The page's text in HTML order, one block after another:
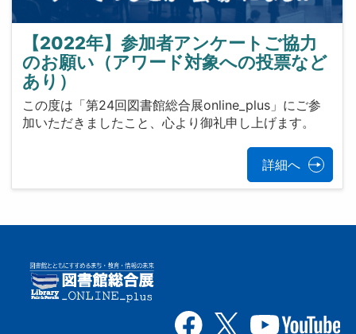
【2022年】参加者アンケートご協力
のお願い（アワード対象への投票など
あり）
この度は「第24回図書館総合展online_plus」にご参
加いただきましたこと、心より御礼申し上げます。
詳細へ